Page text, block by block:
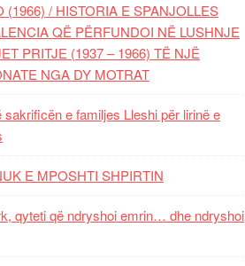
(1966) / HISTORIA E SPANJOLLES
QË PËRFUNDOI NË LUSHNJE
PRITJE (1937 – 1966) TË NJË
NGA DY MOTRAT
sakrificën e familjes Lleshi për lirinë e
E MPOSHTI SHPIRTIN
qyteti që ndryshoi emrin… dhe ndryshoi